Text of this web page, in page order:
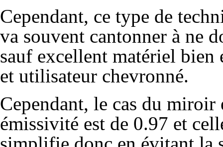
Cependant, ce type de
va souvent cantonner à ne
sauf excellent matériel
et utilisateur chevronné.
Cependant, le cas du
émissivité est de 0.97 et